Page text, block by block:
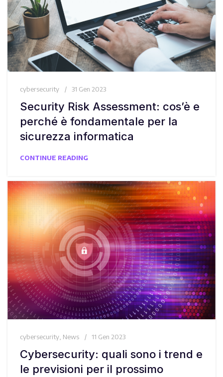
cybersecurity 31 Gen 2023
Security Risk Assessment: cos’è e
perché è fondamentale per la
sicurezza informatica
CONTINUE READING
cybersecurity News 11 Gen 2023
Cybersecurity: quali sono i trend e
le previsioni per il prossimo